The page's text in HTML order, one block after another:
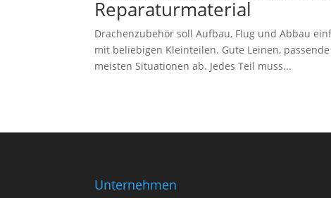
Reparaturmaterial
Drachenzubehör soll Aufbau, Flug und Abbau
mit beliebigen Kleinteilen. Gute Leinen,
meisten Situationen ab. Jedes Teil muss...
Unternehmen